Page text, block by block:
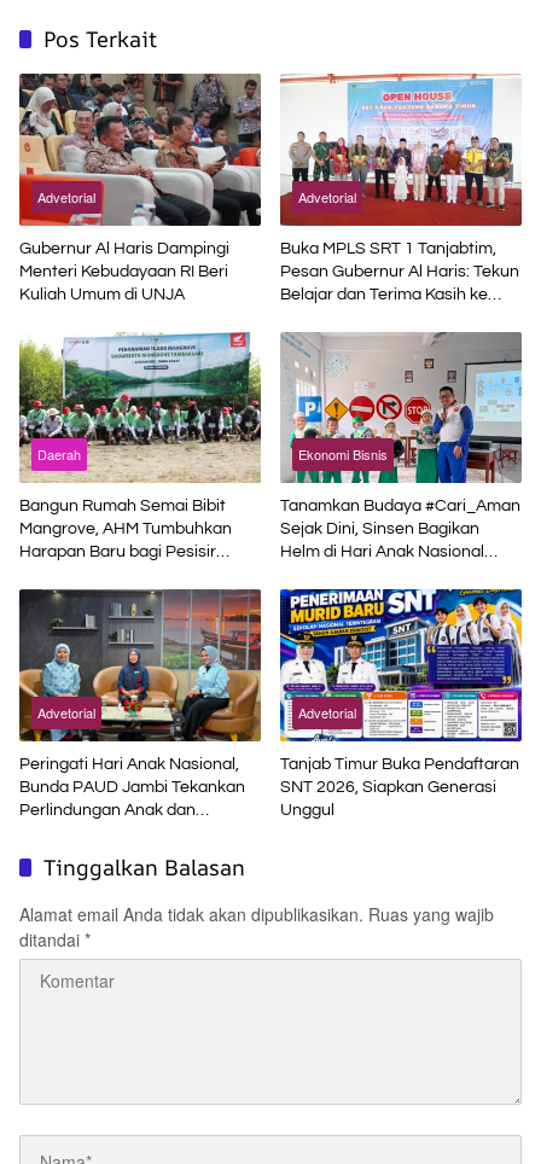
Pos Terkait
Advetorial
Gubernur Al Haris Dampingi
Menteri Kebudayaan RI Beri
Kuliah Umum di UNJA
Advetorial
Buka MPLS SRT 1 Tanjabtim,
Pesan Gubernur Al Haris: Tekun
Belajar dan Terima Kasih ke
Daerah
Bangun Rumah Semai Bibit
Mangrove, AHM Tumbuhkan
Harapan Baru bagi Pesisir
Ekonomi Bisnis
Tanamkan Budaya #Cari_Aman
Sejak Dini, Sinsen Bagikan
Helm di Hari Anak Nasional
Advetorial
Peringati Hari Anak Nasional,
Bunda PAUD Jambi Tekankan
Perlindungan Anak dan
Advetorial
Tanjab Timur Buka Pendaftaran
SNT 2026, Siapkan Generasi
Unggul
Tinggalkan Balasan
Alamat email Anda tidak akan dipublikasikan. Ruas yang wajib
ditandai *